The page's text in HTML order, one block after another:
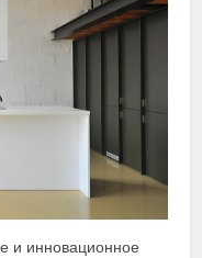
и инновационное